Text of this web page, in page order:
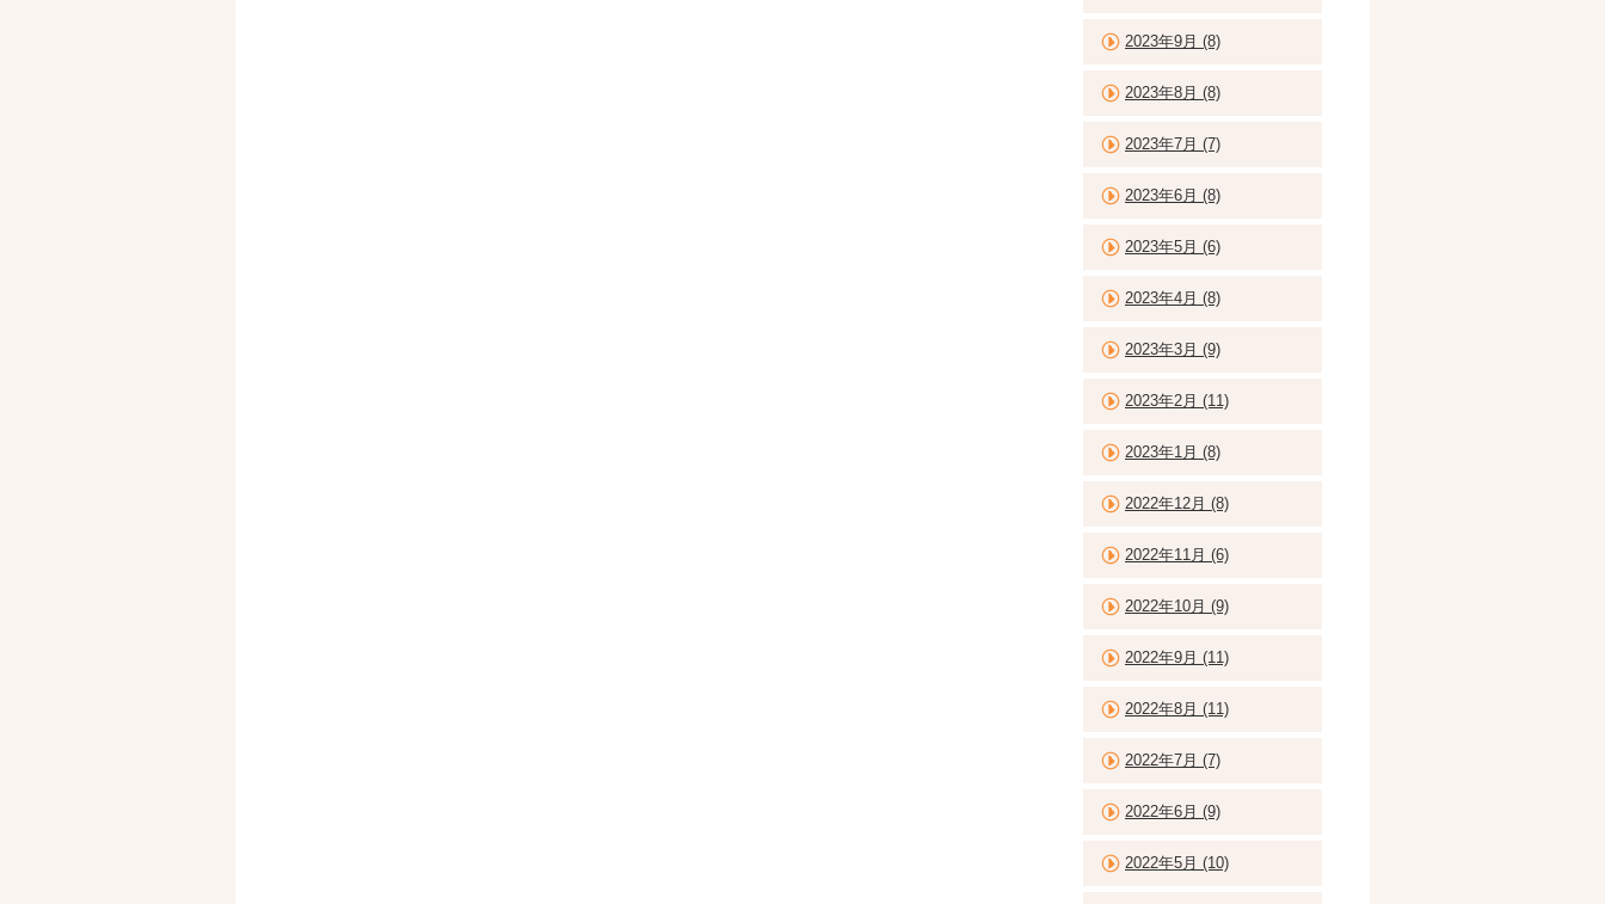
2023年9月 (8)
2023年8月 (8)
2023年7月 (7)
2023年6月 (8)
2023年5月 (6)
2023年4月 (8)
2023年3月 (9)
2023年2月 (11)
2023年1月 (8)
2022年12月 (8)
2022年11月 (6)
2022年10月 (9)
2022年9月 (11)
2022年8月 (11)
2022年7月 (7)
2022年6月 (9)
2022年5月 (10)